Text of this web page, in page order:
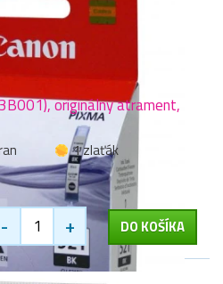
originálny atrament,
1 zlaťák
- + DO KOŠÍKA